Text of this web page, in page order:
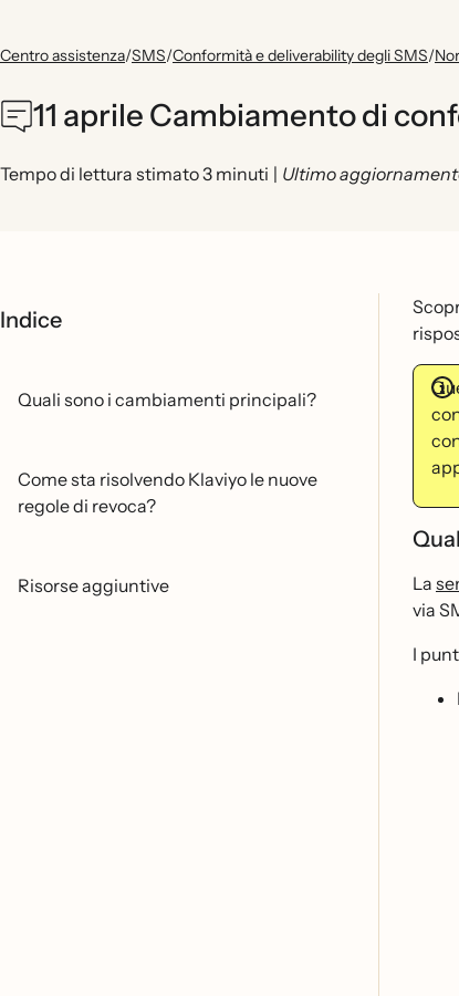
Centro assistenza/SMS/Conformità e deliverability degli SMS/
11 aprile Cambiamento di
Tempo di lettura stimato 3 minuti | Ultimo
Indice
Quali sono i cambiamenti principali?
Come sta risolvendo Klaviyo le nuove
regole di revoca?
Risorse aggiuntive La
via
I